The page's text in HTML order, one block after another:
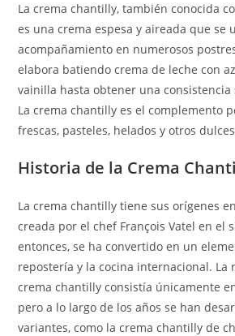
La crema chantilly, también conocida
es una crema espesa y aireada que se
acompañamiento en numerosos
elabora batiendo crema de leche con
vainilla hasta obtener una consistencia
La crema chantilly es el complemento
frescas, pasteles, helados y otros
Historia de la Crema
La crema chantilly tiene sus orígenes
creada por el chef François Vatel en el
entonces, se ha convertido en un
repostería y la cocina internacional. La
crema chantilly consistía únicamente
pero a lo largo de los años se han
variantes, como la crema chantilly de